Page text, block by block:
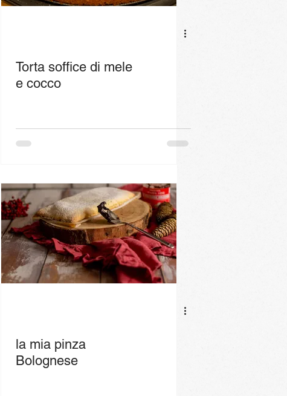
Torta soffice di mele
e cocco
la mia pinza
Bolognese